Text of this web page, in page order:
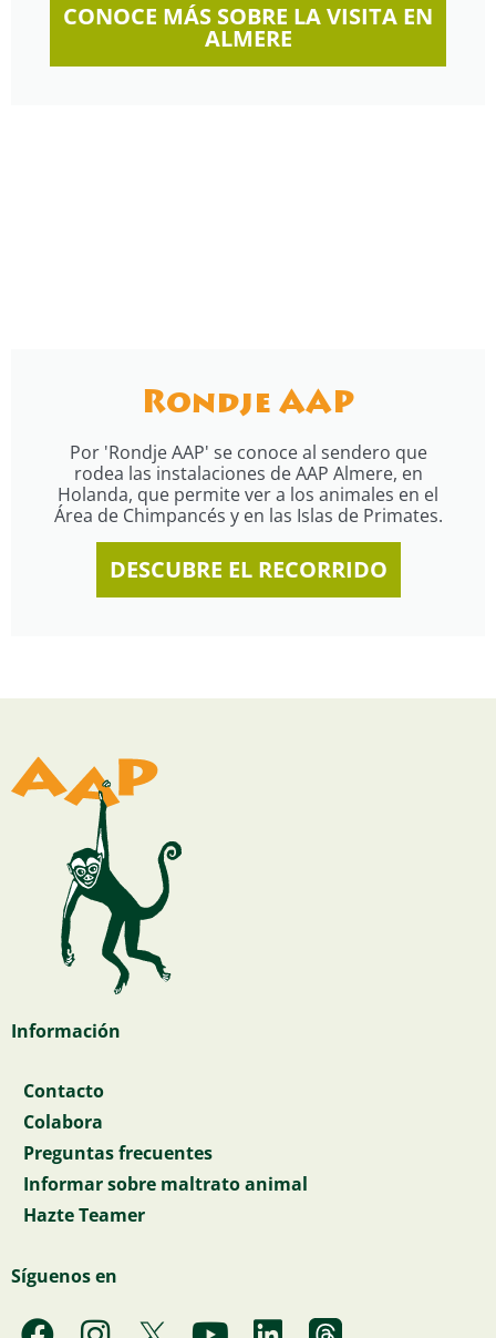
CONOCE MÁS SOBRE LA VISITA EN
ALMERE
Rondje AAP
Por 'Rondje AAP' se conoce al sendero que
rodea las instalaciones de AAP Almere, en
Holanda, que permite ver a los animales en el
Área de Chimpancés y en las Islas de Primates.
DESCUBRE EL RECORRIDO
Información
Contacto
Colabora
Preguntas frecuentes
Informar sobre maltrato animal
Hazte Teamer
Síguenos en
F I Y L